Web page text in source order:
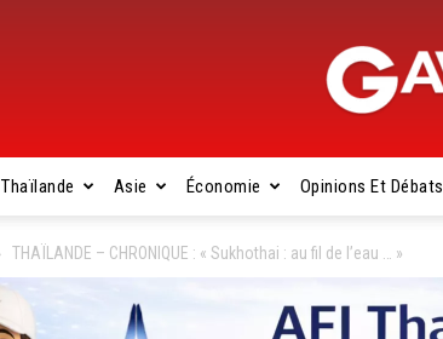
Thaïlande Asie Économie Opinions Et Débats
THAÏLANDE – CHRONIQUE : « Sukhothai : au fil de l’eau … »